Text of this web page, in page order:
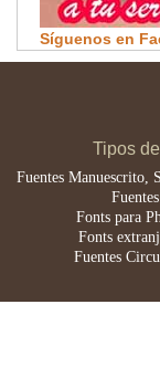
Síguenos en
Tipos
Fuentes Manuescrito,
Fonts para
Fonts
Fuentes